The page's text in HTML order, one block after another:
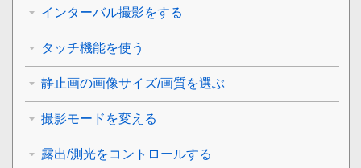
インターバル撮影をする
タッチ機能を使う
静止画の画像サイズ/画質を選ぶ
撮影モードを変える
露出/測光をコントロールする